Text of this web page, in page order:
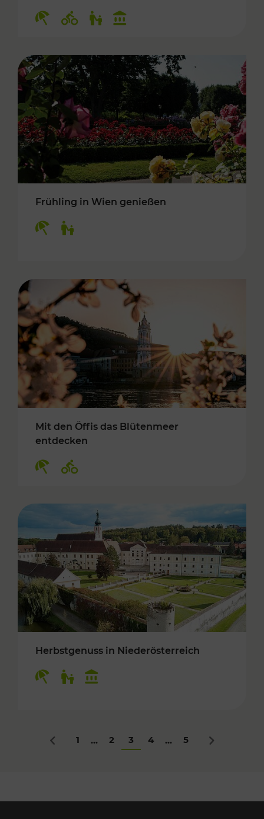
Frühling in Wien genießen
Mit den Öffis das Blütenmeer
entdecken
Herbstgenuss in Niederösterreich
Zurück
1 ... 2 3 4 ... 5 Nächstes